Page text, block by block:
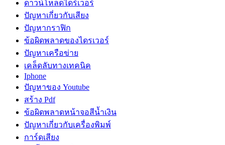
ดาวน์โหลดไดร์เวอร์
ปัญหาเกี่ยวกับเสียง
ปัญหากราฟิก
ข้อผิดพลาดของไดรเวอร์
ปัญหาเครือข่าย
เคล็ดลับทางเทคนิค
Iphone
ปัญหาของ Youtube
สร้าง Pdf
ข้อผิดพลาดหน้าจอสีน้ำเงิน
ปัญหาเกี่ยวกับเครื่องพิมพ์
การ์ดเสียง